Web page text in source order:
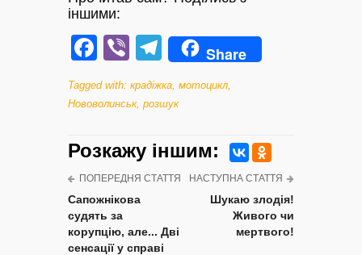
іншими:
Facebook
ViberTelegram
Share
Tagged with: крадіжка мотоцикл
Нововолинськ, розшук
Розкажу iншим:
ПОПЕРЕДНЯ СТАТТЯ
Сапожнікова
судять за
корупцію, але... Дві
сенсації у справі
НАСТУПНА СТАТТЯ
Шукаю злодія!
Живого чи
мертвого!